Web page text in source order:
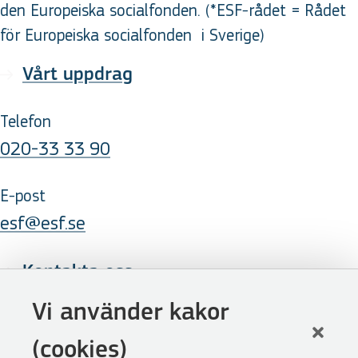
Vi använder kakor
(cookies)
den Europeiska socialfonden. (*ESF-rådet = Rådet
för Europeiska socialfonden i Sverige)
Vårt uppdrag
Telefon
020-33 33 90
E-post
esf@esf.se
Kontakta oss
Följ oss
LinkedIn